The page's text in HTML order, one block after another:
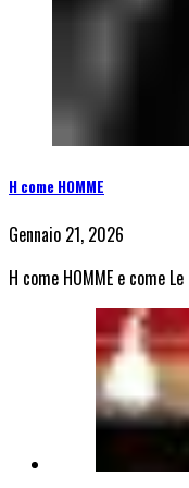
H come HOMME
Gennaio 21, 2026
H come HOMME e come